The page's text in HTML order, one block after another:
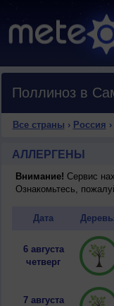
Поллиноз в
Все страны › Россия ›
АЛЛЕРГЕНЫ
Внимание! Сервис
Ознакомьтесь,
Дата
6 августа
четверг
7 августа